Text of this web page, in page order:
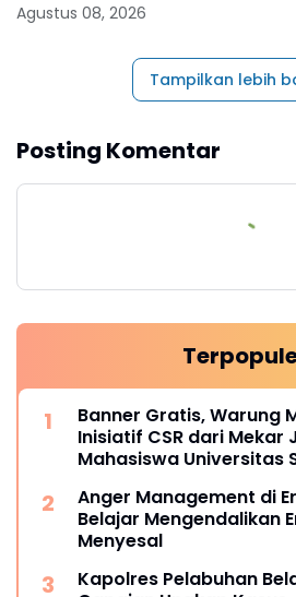
Agustus 08, 2026
Tampilkan lebih
Posting Komentar
Banner Gratis, Warung
Inisiatif CSR dari
Mahasiswa Universitas
Anger Management di
Belajar Mengendalikan
Menyesal
Kapolres Pelabuhan